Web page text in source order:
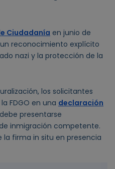
Ciudadanía en junio de
reconocimiento explícito
nazi y la protección de la
los solicitantes
la FDGO en una declaración
presentarse
inmigración competente.
la firma in situ en presencia